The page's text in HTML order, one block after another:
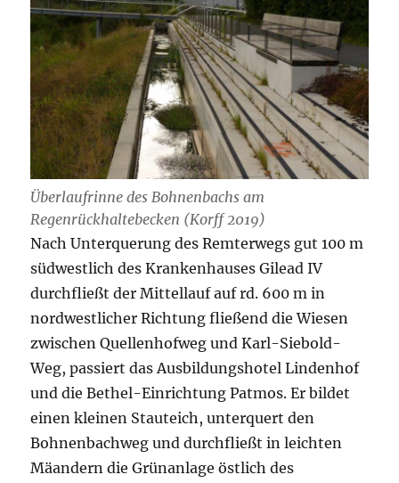
Überlaufrinne des Bohnenbachs am
Regenrückhaltebecken (Korff 2019)
Nach Unterquerung des Remterwegs gut 100 m
südwestlich des Krankenhauses Gilead IV
durchfließt der Mittellauf auf rd. 600 m in
nordwestlicher Richtung fließend die Wiesen
zwischen Quellenhofweg und Karl-Siebold-
Weg, passiert das Ausbildungshotel Lindenhof
und die Bethel-Einrichtung Patmos. Er bildet
einen kleinen Stauteich, unterquert den
Bohnenbachweg und durchfließt in leichten
Mäandern die Grünanlage östlich des